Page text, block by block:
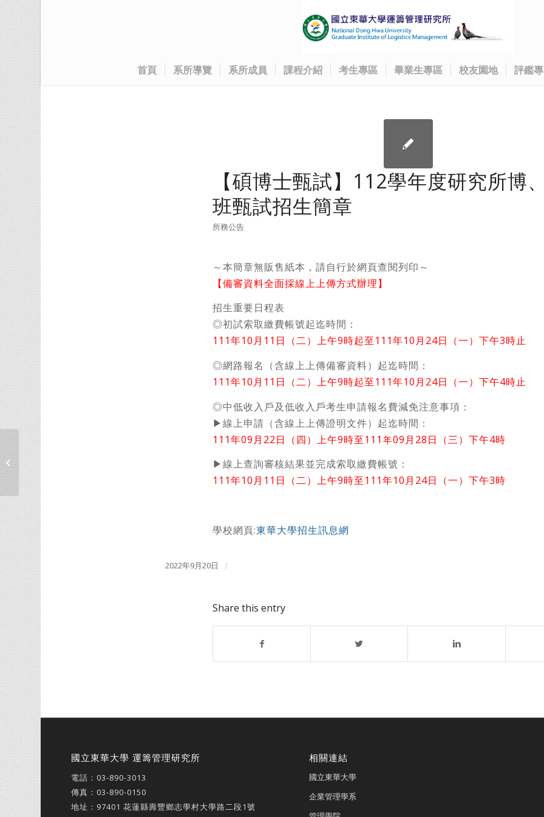
首頁 系所導覽 系所成員 課程介紹 考生專區 畢業生專區 校友園地 評鑑
【碩博士甄試】112學年度研究所博
班甄試招生簡章
所務公告
～本簡章無販售紙本，請自行於網頁查閱列印～
【備審資料全面採線上上傳方式辦理】
招生重要日程表
◎初試索取繳費帳號起迄時間：
111年10月11日（二）上午9時起至111年10月24日（一）下午3時止
◎網路報名（含線上上傳備審資料）起迄時間：
111年10月11日（二）上午9時起至111年10月24日（一）下午4時止
◎中低收入戶及低收入戶考生申請報名費減免注意事項：
▶線上申請（含線上上傳證明文件）起迄時間：
111年09月22日（四）上午9時至111年09月28日（三）下午4時
▶線上查詢審核結果並完成索取繳費帳號：
111年10月11日（二）上午9時至111年10月24日（一）下午3時
學校網頁:東華大學招生訊息網
2022年9月20日 /
Share this entry
國立東華大學 運籌管理研究所
電話： 03-890-3013
傳真：03-890-0150
地址： 97401 花蓮縣壽豐鄉志學村大學路二段1號
相關連結
國立東華大學
企業管理學系